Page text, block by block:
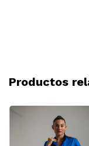
Productos